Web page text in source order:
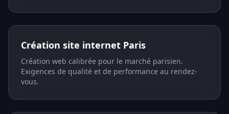
Création site internet Paris
Création web calibrée pour le marché parisien.
Exigences de qualité et de performance au rendez-
vous.